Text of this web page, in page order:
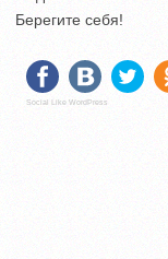
Берегите себя!
Social Like WordPress